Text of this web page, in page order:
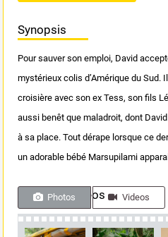
Synopsis
Pour sauver son emploi, David
mystérieux colis d’Amérique du Sud.
croisière avec son ex Tess, son fils
aussi benêt que maladroit, dont
à sa place. Tout dérape lorsque ce
un adorable bébé Marsupilami
Photos & videos
Photos Videos